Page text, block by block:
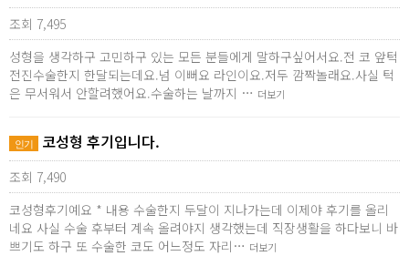
조회 7,495
성형을 생각하구 고민하구 있는 모든 분들에게 말하구싶어서요.전 코 앞턱
전진수술한지 한달되는데요.넘 이뻐요 라인이요.저두 깜짝놀래요.사실 턱
은 무서워서 안할려했어요.수술하는 날까지 … 더보기
인기 코성형 후기입니다.
조회 7,490
코성형후기예요 * 내용 수술한지 두달이 지나가는데 이제야 후기를 올리
네요 사실 수술 후부터 계속 올려야지 생각했는데 직장생활을 하다보니 바
쁘기도 하구 또 수술한 코도 어느정도 자리… 더보기